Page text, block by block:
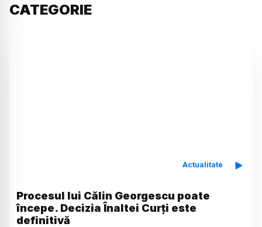
CATEGORIE
Actualitate
Procesul lui Călin Georgescu poate
începe. Decizia Înaltei Curți este
definitivă